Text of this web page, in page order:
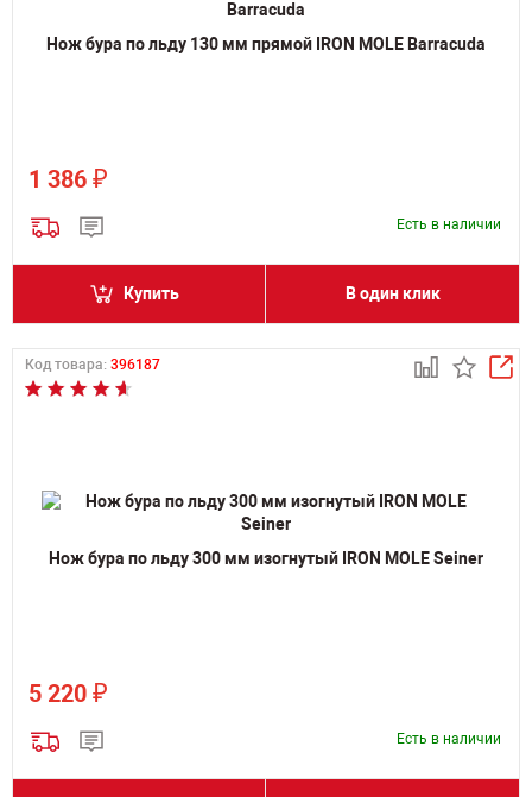
Нож бура по льду 130 мм прямой IRON MOLE Barracuda
1 386 ₽
Есть в наличии
Купить В один клик
Код товара: 396187
Нож бура по льду 300 мм изогнутый IRON MOLE Seiner
5 220 ₽
Есть в наличии